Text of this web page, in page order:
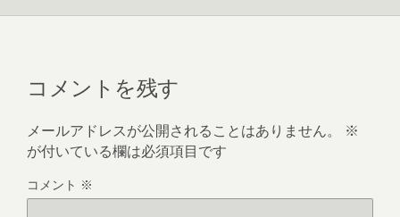
k
コメントを残す
メールアドレスが公開されることはありません。
※
が付いている欄は必須項目です
コメント ※